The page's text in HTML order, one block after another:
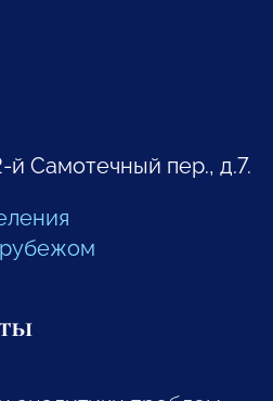
й Самотечный пер., д.7.